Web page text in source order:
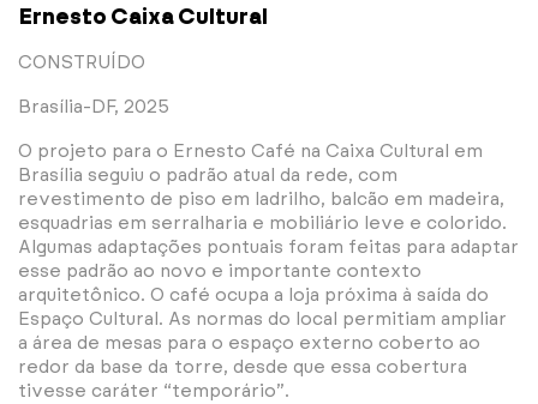
Ernesto Caixa Cultural
CONSTRUÍDO
Brasília-DF, 2025
O projeto para o Ernesto Café na Caixa Cultural em
Brasília seguiu o padrão atual da rede, com
revestimento de piso em ladrilho, balcão em madeira,
esquadrias em serralharia e mobiliário leve e colorido.
Algumas adaptações pontuais foram feitas para adaptar
esse padrão ao novo e importante contexto
arquitetônico. O café ocupa a loja próxima à saída do
Espaço Cultural. As normas do local permitiam ampliar
a área de mesas para o espaço externo coberto ao
redor da base da torre, desde que essa cobertura
tivesse caráter “temporário”.